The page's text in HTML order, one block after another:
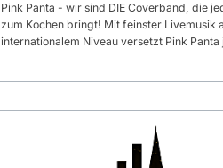
Pink Panta - wir sind DIE Coverband, die
zum Kochen bringt! Mit feinster Livemusik
internationalem Niveau versetzt Pink Panta